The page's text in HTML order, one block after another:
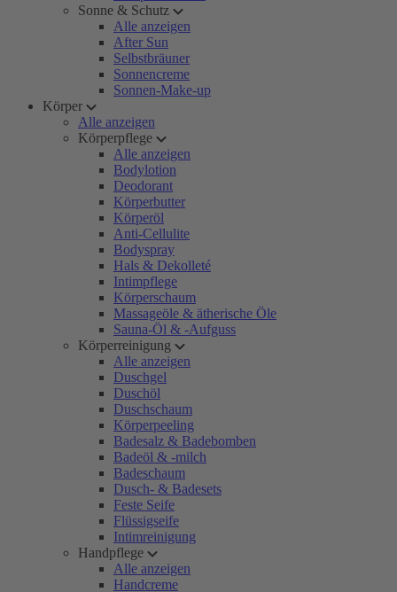
Sonne & Schutz
Alle anzeigen
After Sun
Selbstbräuner
Sonnencreme
Sonnen-Make-up
Körper
Alle anzeigen
Körperpflege
Alle anzeigen
Bodylotion
Deodorant
Körperbutter
Körperöl
Anti-Cellulite
Bodyspray
Hals & Dekolleté
Intimpflege
Körperschaum
Massageöle & ätherische Öle
Sauna-Öl & -Aufguss
Körperreinigung
Alle anzeigen
Duschgel
Duschöl
Duschschaum
Körperpeeling
Badesalz & Badebomben
Badeöl & -milch
Badeschaum
Dusch- & Badesets
Feste Seife
Flüssigseife
Intimreinigung
Handpflege
Alle anzeigen
Handcreme